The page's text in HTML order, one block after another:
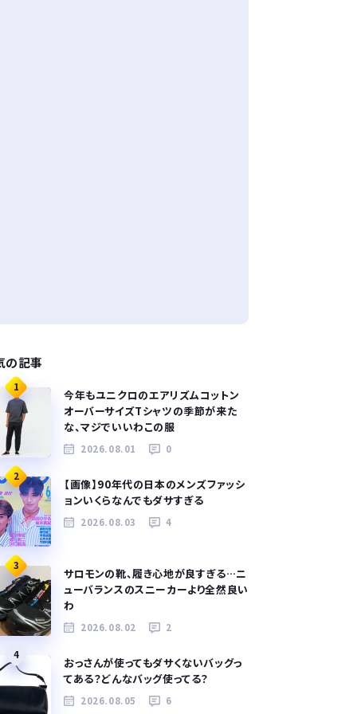
の記事
1
今年もユニクロのエアリズムコットン
オーバーサイズTシャツの季節が来た
な、マジでいいわこの服
2026.08.01 0
2
【画像】90年代の日本のメンズファッシ
ョンいくらなんでもダサすぎる
2026.08.03 4
3
サロモンの靴、履き心地が良すぎる…ニ
ューバランスのスニーカーより全然良い
わ
2026.08.02 2
4
おっさんが使ってもダサくないバッグっ
てある？どんなバッグ使ってる？
2026.08.05 6